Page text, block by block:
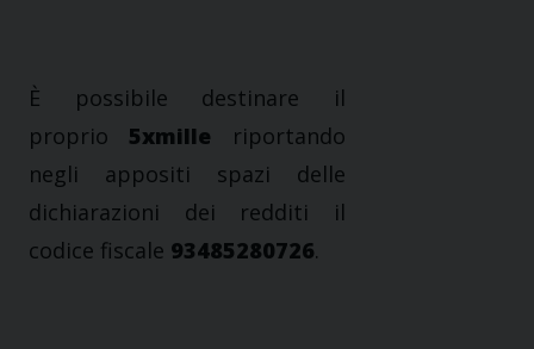
È possibile destinare il
proprio 5xmille riportando
negli appositi spazi delle
dichiarazioni dei redditi il
codice fiscale 93485280726.